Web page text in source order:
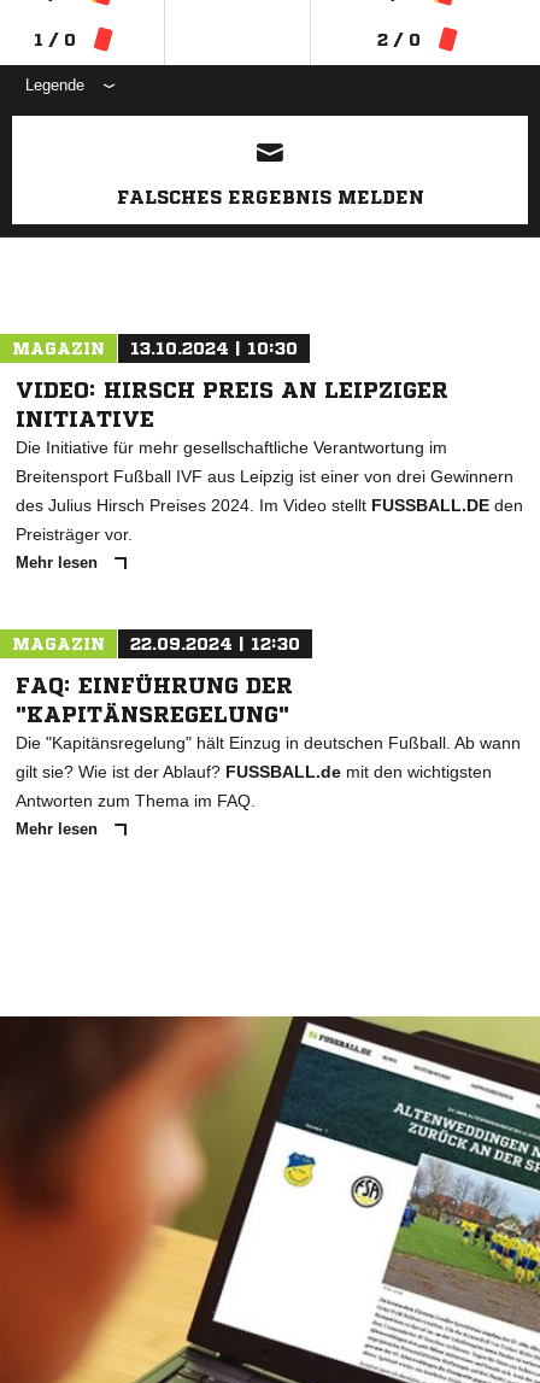
1 / 0 2 / 0
Legende
ANZEIGE
FALSCHES ERGEBNIS MELDEN
MAGAZIN 13.10.2024 | 10:30
VIDEO: HIRSCH PREIS AN LEIPZIGER
INITIATIVE
Die Initiative für mehr gesellschaftliche Verantwortung im
Breitensport Fußball IVF aus Leipzig ist einer von drei Gewinnern
des Julius Hirsch Preises 2024. Im Video stellt FUSSBALL.DE den
Preisträger vor.
Mehr lesen
MAGAZIN 22.09.2024 | 12:30
FAQ: EINFÜHRUNG DER
"KAPITÄNSREGELUNG"
Die "Kapitänsregelung" hält Einzug in deutschen Fußball. Ab wann
gilt sie? Wie ist der Ablauf? FUSSBALL.de mit den wichtigsten
Antworten zum Thema im FAQ.
Mehr lesen